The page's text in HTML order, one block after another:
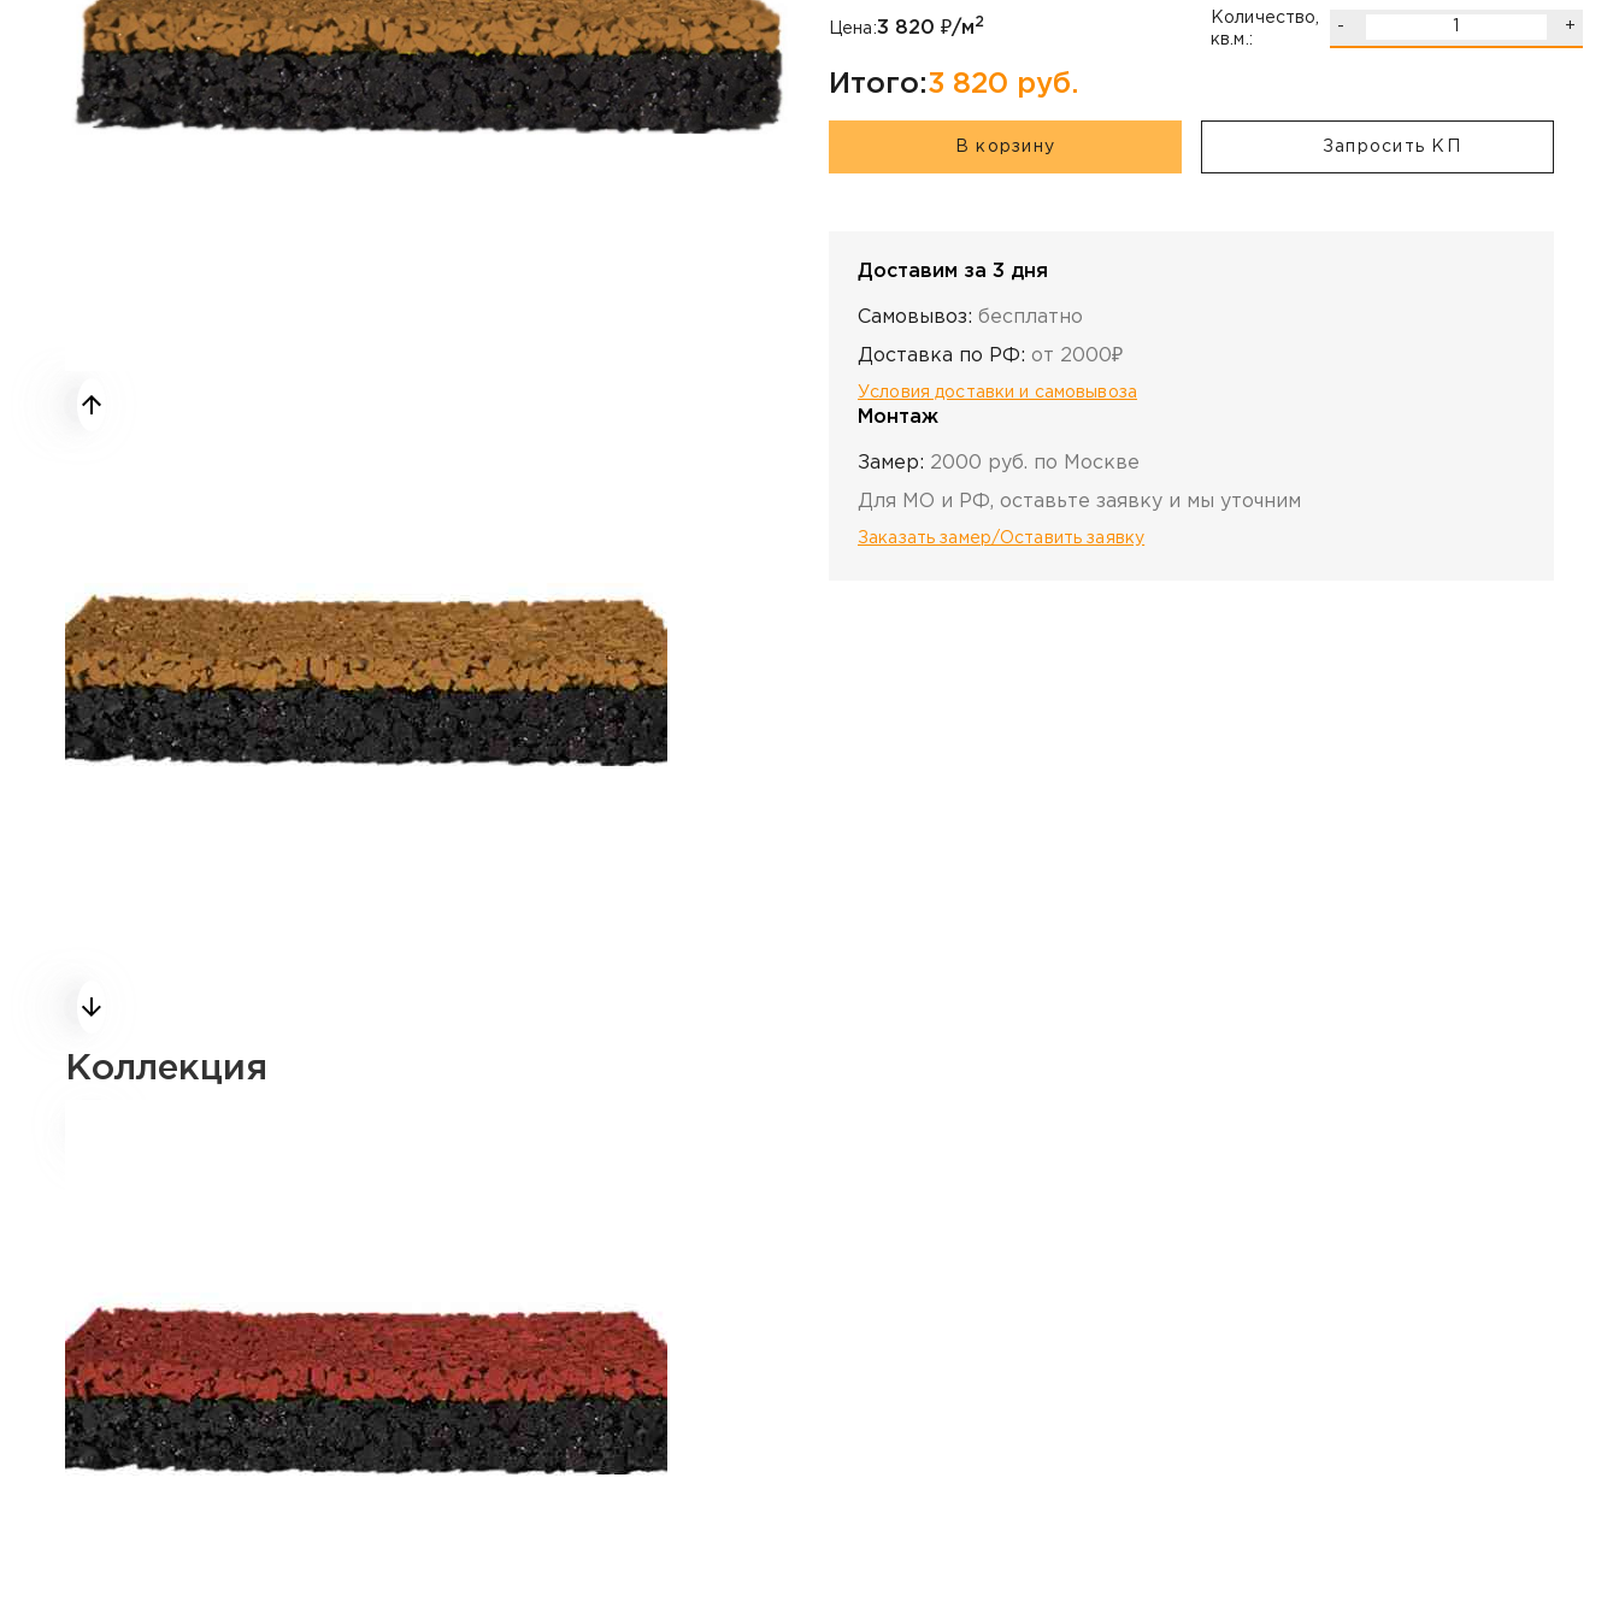
Коллекция
Цена:3 820 ₽/м2
Количество,
кв.м.:
- +
Итого:3 820 руб.
В корзину Запросить КП
Доставим за 3 дня
Самовывоз: бесплатно
Доставка по РФ: от 2000₽
Условия доставки и самовывоза
Монтаж
Замер: 2000 руб. по Москве
Для МО и РФ, оставьте заявку и мы уточним
Заказать замер/Оставить заявку